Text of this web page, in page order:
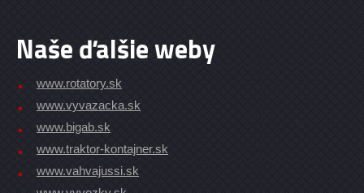
Naše ďalšie weby
www.rotatory.sk
www.vyvazacka.sk
www.bigab.sk
www.traktor-kontajner.sk
www.vahvajussi.sk